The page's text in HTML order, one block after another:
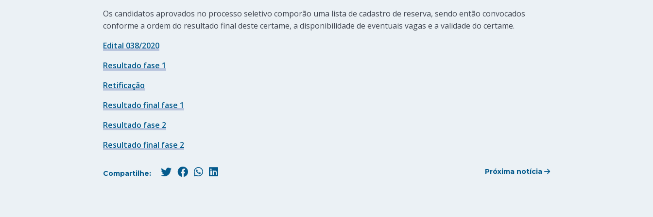
Os candidatos aprovados no processo seletivo comporão uma lista de cadastro de reserva, sendo então convocados
conforme a ordem do resultado final deste certame, a disponibilidade de eventuais vagas e a validade do certame.
Edital 038/2020
Resultado fase 1
Retificação
Resultado final fase 1
Resultado fase 2
Resultado final fase 2
Compartilhe: Próxima notícia